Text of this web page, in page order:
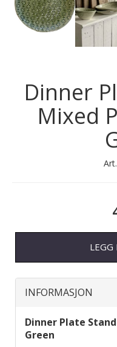
Dinner
Mixed
INFORMASJON
Dinner Plate
Green